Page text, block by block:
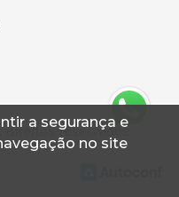
a segurança e
no site
reservados.